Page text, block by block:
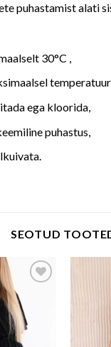
puhastamist alati
30°C ,
ega kloorida,
puhastus,
SEOTUD
wishlist